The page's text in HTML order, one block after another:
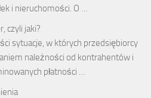
i nieruchomości. O …
czyli jaki?
sytuacje, w których przedsiębiorcy
należności od kontrahentów i
płatności …